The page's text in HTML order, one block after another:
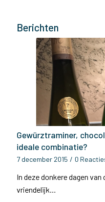
Berichten
Gewürztraminer,
ideale combinatie?
7 december 2015 / 0
In deze donkere dagen
vriendelijk…